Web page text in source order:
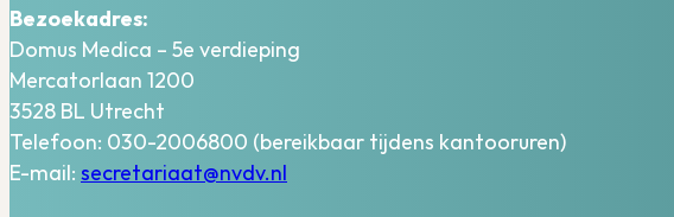
Bezoekadres:
Domus Medica – 5e verdieping
Mercatorlaan 1200
3528 BL Utrecht
Telefoon: 030-2006800 (bereikbaar tijdens kantooruren)
E-mail: secretariaat@nvdv.nl